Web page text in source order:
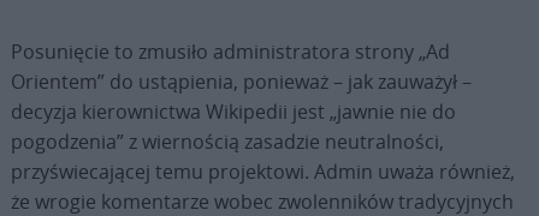
Posunięcie to zmusiło administratora strony „Ad
Orientem” do ustąpienia, ponieważ – jak zauważył –
decyzja kierownictwa Wikipedii jest „jawnie nie do
pogodzenia” z wiernością zasadzie neutralności,
przyświecającej temu projektowi. Admin uważa również,
że wrogie komentarze wobec zwolenników tradycyjnych